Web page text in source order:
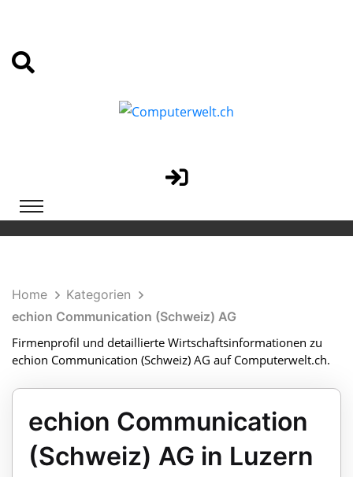
Home
Kategorien
echion Communication (Schweiz) AG
Firmenprofil und detaillierte Wirtschaftsinformationen zu
echion Communication (Schweiz) AG auf Computerwelt.ch.
echion Communication
(Schweiz) AG in Luzern